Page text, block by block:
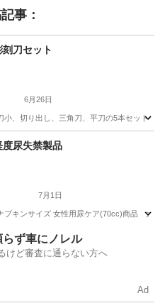
事：
刀セット
6月26日
、切り出し、三角刀、平刀の5本セット
用品 彫刻刀
度尿失禁製品
7月1日
プキンサイズ 女性用尿ケア(70cc)商品 大
ナプキン
ず車にノレル
けど審査に通らない方へ
Ad